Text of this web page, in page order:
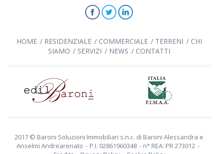
HOME RESIDENZIALE COMMERCIALE TERRENI
CHI
SIAMO
SERVIZI NEWS CONTATTI
2017 © Baroni Soluzioni Immobiliari s.n.c. di Baroni Alessandra e
Anselmi Andrearenato
P.I. 02861960348
n° REA: PR 273012